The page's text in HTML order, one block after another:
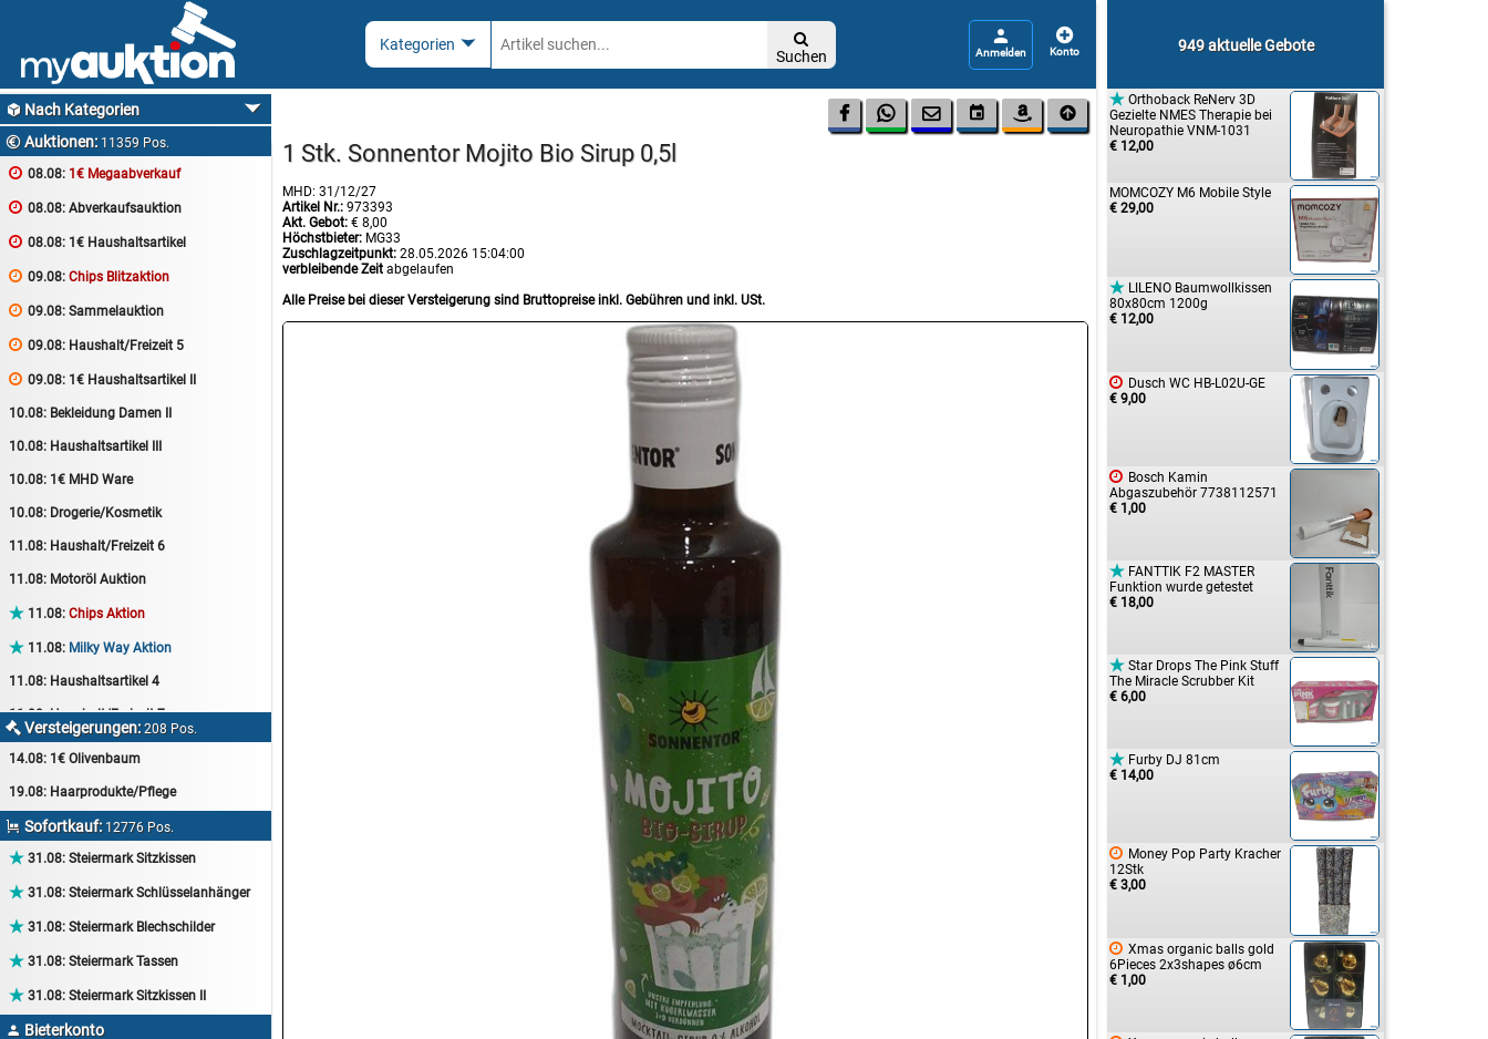

Suchen
 
 Nach Kategorien
 Auktionen: 11359 Pos.
 08.08: 1€ Megaabverkauf
 08.08: Abverkaufsauktion
 08.08: 1€ Haushaltsartikel
 09.08: Chips Blitzaktion
 09.08: Sammelauktion
 09.08: Haushalt/Freizeit 5
 09.08: 1€ Haushaltsartikel II
10.08: Bekleidung Damen II
10.08: Haushaltsartikel III
10.08: 1€ MHD Ware
10.08: Drogerie/Kosmetik
11.08: Haushalt/Freizeit 6
11.08: Motoröl Auktion
 11.08: Chips Aktion
 11.08: Milky Way Aktion
11.08: Haushaltsartikel 4
11.08:Haushalt/Freizeit 7
12.08:Pralinen Auktion
12.08:
14.08:Tiernahrung/Zubehör
 Versteigerungen:208 Pos.
14.08: 1€ Olivenbaum
19.08: Haarprodukte/Pflege
 Sofortkauf: 12776 Pos.
 31.08: Steiermark Sitzkissen
 31.08: Steiermark Schlüsselanhänger
 31.08: Steiermark Blechschilder
 31.08: Steiermark Tassen
 31.08: Steiermark Sitzkissen II
 Bieterkonto
949 aktuelle Gebote
 Orthoback ReNerv 3D
Gezielte NMES Therapie bei
Neuropathie VNM-1031
€ 12,00
MOMCOZY M6 Mobile Style
€ 29,00
 LILENO Baumwollkissen
80x80cm 1200g
€ 12,00
 Dusch WC HB-L02U-GE
€ 9,00
 Bosch Kamin
Abgaszubehör 7738112571
€ 1,00
 FANTTIK F2 MASTER
Funktion wurde getestet
€ 18,00
 Star Drops The Pink Stuff
The Miracle Scrubber Kit
€ 6,00
 Furby DJ 81cm
€ 14,00
 Money Pop Party Kracher
12Stk
€ 3,00
 Xmas organic balls gold
6Pieces 2x3shapes ø6cm
€ 1,00
     
1 Stk. Sonnentor Mojito Bio Sirup 0,5l
MHD: 31/12/27
Artikel Nr.: 973393
Akt. Gebot: € 8,00
Höchstbieter: MG33
Zuschlagzeitpunkt: 28.05.2026 15:04:00
verbleibende Zeit abgelaufen
Alle Preise bei dieser Versteigerung sind Bruttopreise inkl. Gebühren und inkl. USt.